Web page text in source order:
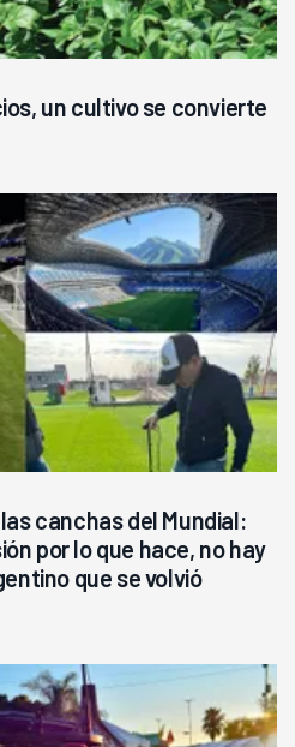
un cultivo se convierte
canchas del Mundial:
por lo que hace, no hay
que se volvió